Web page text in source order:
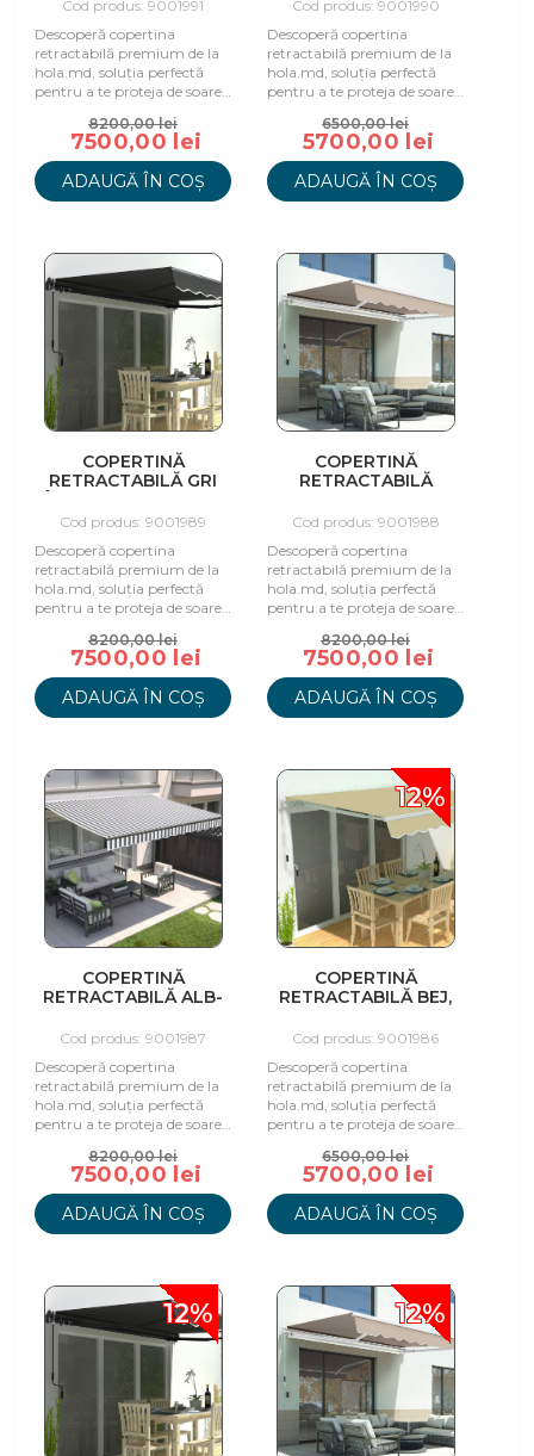
Cod produs: 9001991
Descoperă copertina
retractabilă premium de la
hola.md, soluția perfectă
pentru a te proteja de soare
aer liber.8200,00 lei
7500,00 lei
ADAUGĂ ÎN COȘ
Cod produs: 9001990
Descoperă copertina
retractabilă premium de la
hola.md, soluția perfectă
pentru a te proteja de soare
aer liber.6500,00 lei
5700,00 lei
ADAUGĂ ÎN COȘ
COPERTINĂ
RETRACTABILĂ GRI
Cod produs: 9001989
Descoperă copertina
retractabilă premium de la
hola.md, soluția perfectă
pentru a te proteja de soare
aer liber.8200,00 lei
7500,00 lei
ADAUGĂ ÎN COȘ
COPERTINĂ
RETRACTABILĂ
CM
Cod produs: 9001988
Descoperă copertina
retractabilă premium de la
hola.md, soluția perfectă
pentru a te proteja de soare
aer liber.8200,00 lei
7500,00 lei
ADAUGĂ ÎN COȘ
COPERTINĂ
RETRACTABILĂ ALB-
Cod produs: 9001987
Descoperă copertina
retractabilă premium de la
hola.md, soluția perfectă
pentru a te proteja de soare
aer liber.8200,00 lei
7500,00 lei
ADAUGĂ ÎN COȘ
12%
COPERTINĂ
RETRACTABILĂ BEJ,
Cod produs: 9001986
Descoperă copertina
retractabilă premium de la
hola.md, soluția perfectă
pentru a te proteja de soare
aer liber.6500,00 lei
5700,00 lei
ADAUGĂ ÎN COȘ
12% 12%